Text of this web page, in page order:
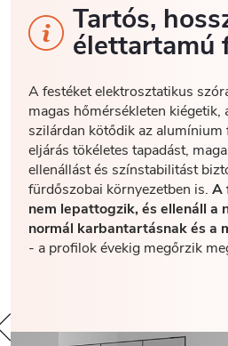
Tartós,
élettartamú
A festéket elektrosztatikus
magas hőmérsékleten kiégetik,
szilárdan kötődik az alumínium
eljárás tökéletes tapadást,
ellenállást és színstabilitást
fürdőszobai környezetben is. A
nem lepattogzik, és ellenáll a
normál karbantartásnak és a
- a profilok évekig megőrzik